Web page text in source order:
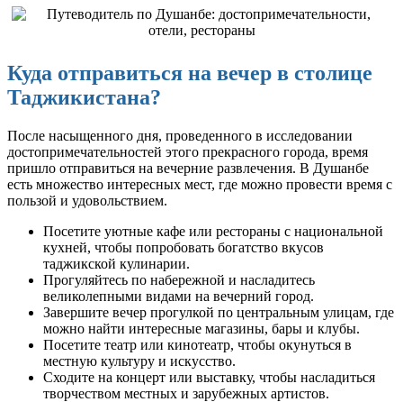
Куда отправиться на вечер в столице
Таджикистана?
После насыщенного дня, проведенного в исследовании
достопримечательностей этого прекрасного города, время
пришло отправиться на вечерние развлечения. В Душанбе
есть множество интересных мест, где можно провести время с
пользой и удовольствием.
Посетите уютные кафе или рестораны с национальной
кухней, чтобы попробовать богатство вкусов
таджикской кулинарии.
Прогуляйтесь по набережной и насладитесь
великолепными видами на вечерний город.
Завершите вечер прогулкой по центральным улицам, где
можно найти интересные магазины, бары и клубы.
Посетите театр или кинотеатр, чтобы окунуться в
местную культуру и искусство.
Сходите на концерт или выставку, чтобы насладиться
творчеством местных и зарубежных артистов.